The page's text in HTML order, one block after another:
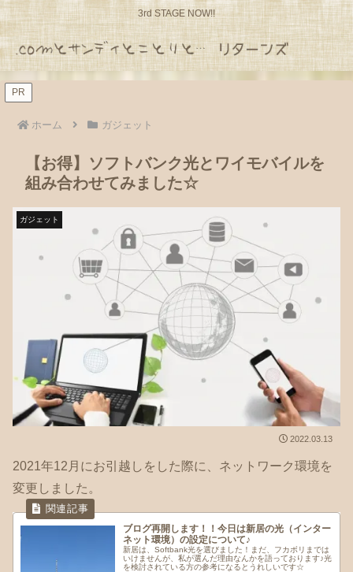
3rd STAGE NOW!!
PR
ホーム ガジェット
【お得】ソフトバンク光とワイモバイルを
組み合わせてみました☆
ガジェット
2022.03.13
2021年12月にお引越しをした際に、ネットワーク環境を
変更しました。
ブログ再開します！！今日は新居の光（インター
ネット環境）の設定について♪
新居は、Softbank光を選びました！まだ、フカボリまでは
いけませんが、私が選んだ理由なんかを語っております♪光
を検討されている方の参考になるとうれしいです☆